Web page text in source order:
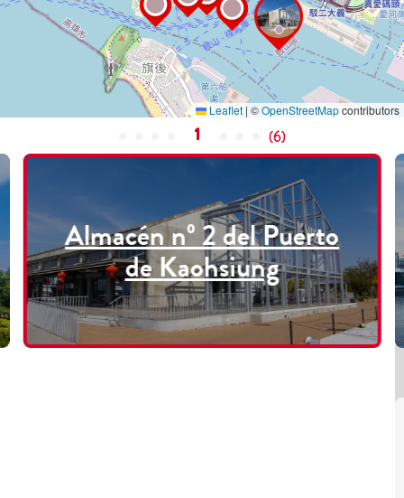
Leaflet | ©OpenStreetMapcontributors
1 (6)
Almacén nº 2 del Puerto
de Kaohsiung